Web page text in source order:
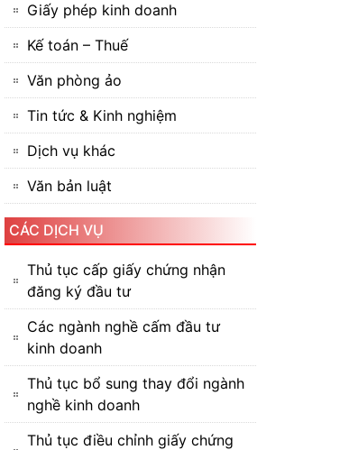
Giấy phép kinh doanh
Kế toán – Thuế
Văn phòng ảo
Tin tức & Kinh nghiệm
Dịch vụ khác
Văn bản luật
CÁC DỊCH VỤ
Thủ tục cấp giấy chứng nhận
đăng ký đầu tư
Các ngành nghề cấm đầu tư
kinh doanh
Thủ tục bổ sung thay đổi ngành
nghề kinh doanh
Thủ tục điều chỉnh giấy chứng